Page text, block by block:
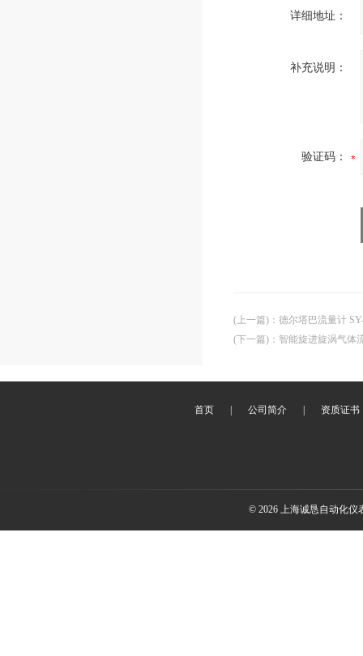
详细地址：
补充说明：
验证码：
(上一篇) ： 德尔塔巴流量计
(下一篇) ： 智能旋进旋涡气体
首页 公司简介 资质证书
© 2026 上海诚恳自动化仪